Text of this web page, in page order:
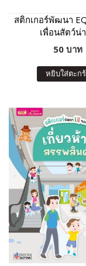
สติกเกอร์พัฒนา
เพื่อนสัตว์น่
50 บาท
หยิบใส่ตะก